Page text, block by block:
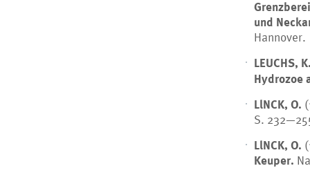
und
Hannover.
LEUCHS,
Hydrozoe
LlNCK, O.
S.
LlNCK, O.
Keuper.